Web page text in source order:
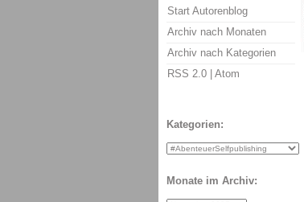
Start Autorenblog
Archiv nach Monaten
Archiv nach Kategorien
RSS 2.0 | Atom
Kategorien:
Monate im Archiv: